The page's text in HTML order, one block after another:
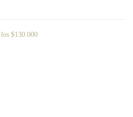
los$130.000